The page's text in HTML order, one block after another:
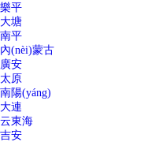
樂平
大塘
南平
內(nèi)蒙古
廣安
太原
南陽(yáng)
大連
云東海
吉安